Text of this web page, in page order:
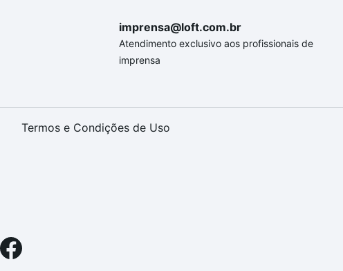
imprensa@loft.com.br
Atendimento exclusivo aos profissionais de
imprensa
Termos e Condições de Uso